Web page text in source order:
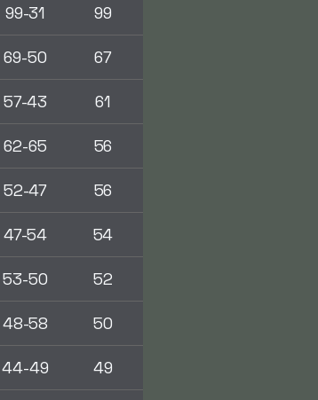
99-31 99
69-50 67
57-43 61
62-65 56
52-47 56
47-54 54
53-50 52
48-58 50
44-49 49